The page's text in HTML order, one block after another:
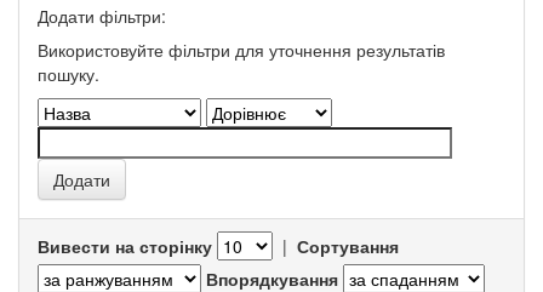
Додати фільтри:
Використовуйте фільтри для уточнення результатів
пошуку.
Вивести на сторінку | Сортування
Впорядкування